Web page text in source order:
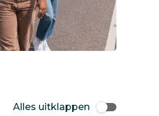
Alles uitklappen